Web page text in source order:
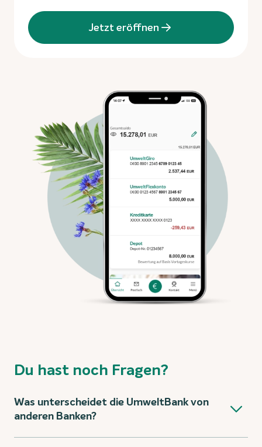
Jetzt eröffnen
Du hast noch Fragen?
Was unterscheidet die UmweltBank von
anderen Banken?